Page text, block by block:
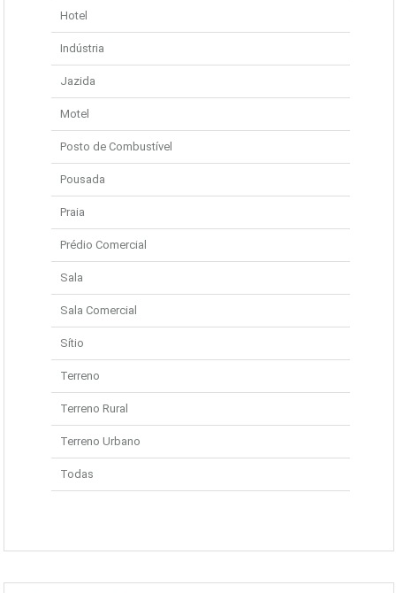
Hotel
Indústria
Jazida
Motel
Posto de Combustível
Pousada
Praia
Prédio Comercial
Sala
Sala Comercial
Sítio
Terreno
Terreno Rural
Terreno Urbano
Todas